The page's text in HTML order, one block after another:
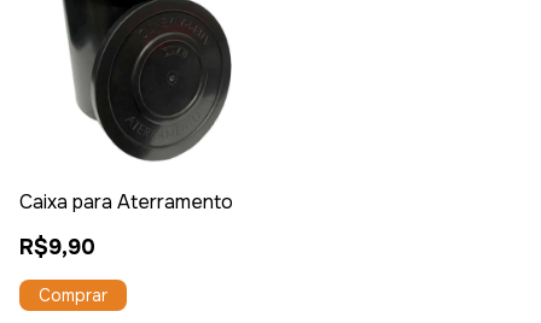
Caixa para Aterramento
R$9,90
Comprar